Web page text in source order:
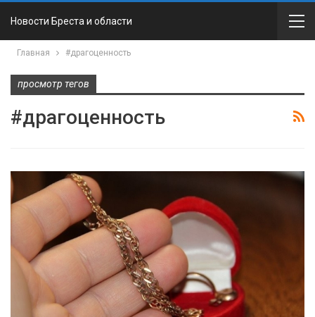
Новости Бреста и области
Главная #драгоценность
просмотр тегов
#драгоценность